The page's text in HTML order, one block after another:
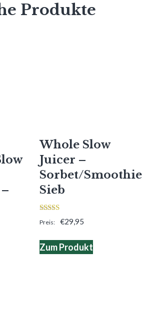
Produkte
Whole Slow
Juicer –
Sorbet/Smoothie
Sieb
3.00
von 5
€29,95
Zum Produkt